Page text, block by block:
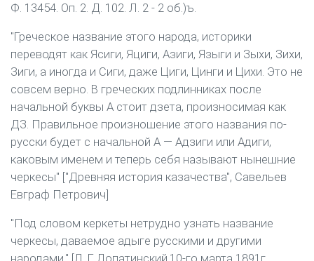
Ф. 13454. Оп. 2. Д. 102. Л. 2 - 2 об.)ъ.
"Греческое название этого народа, историки
переводят как Ясиги, Яциги, Азиги, Языги и Зыхи, Зихи,
Зиги, а иногда и Сиги, даже Циги, Цинги и Цихи. Это не
совсем верно. В греческих подлинниках после
начальной буквы А стоит дзета, произносимая как
ДЗ. Правильное произношение этого названия по-
русски будет с начальной А — Адзиги или Адиги,
каковым именем и теперь себя называют нынешние
черкесы" ["Древняя история казачества", Савельев
Евграф Петрович]
"Под словом керкеты нетрудно узнать название
черкесы, даваемое адыге русскими и другими
народами." [Л. Г. Лопатинский.10-го марта 1891г.